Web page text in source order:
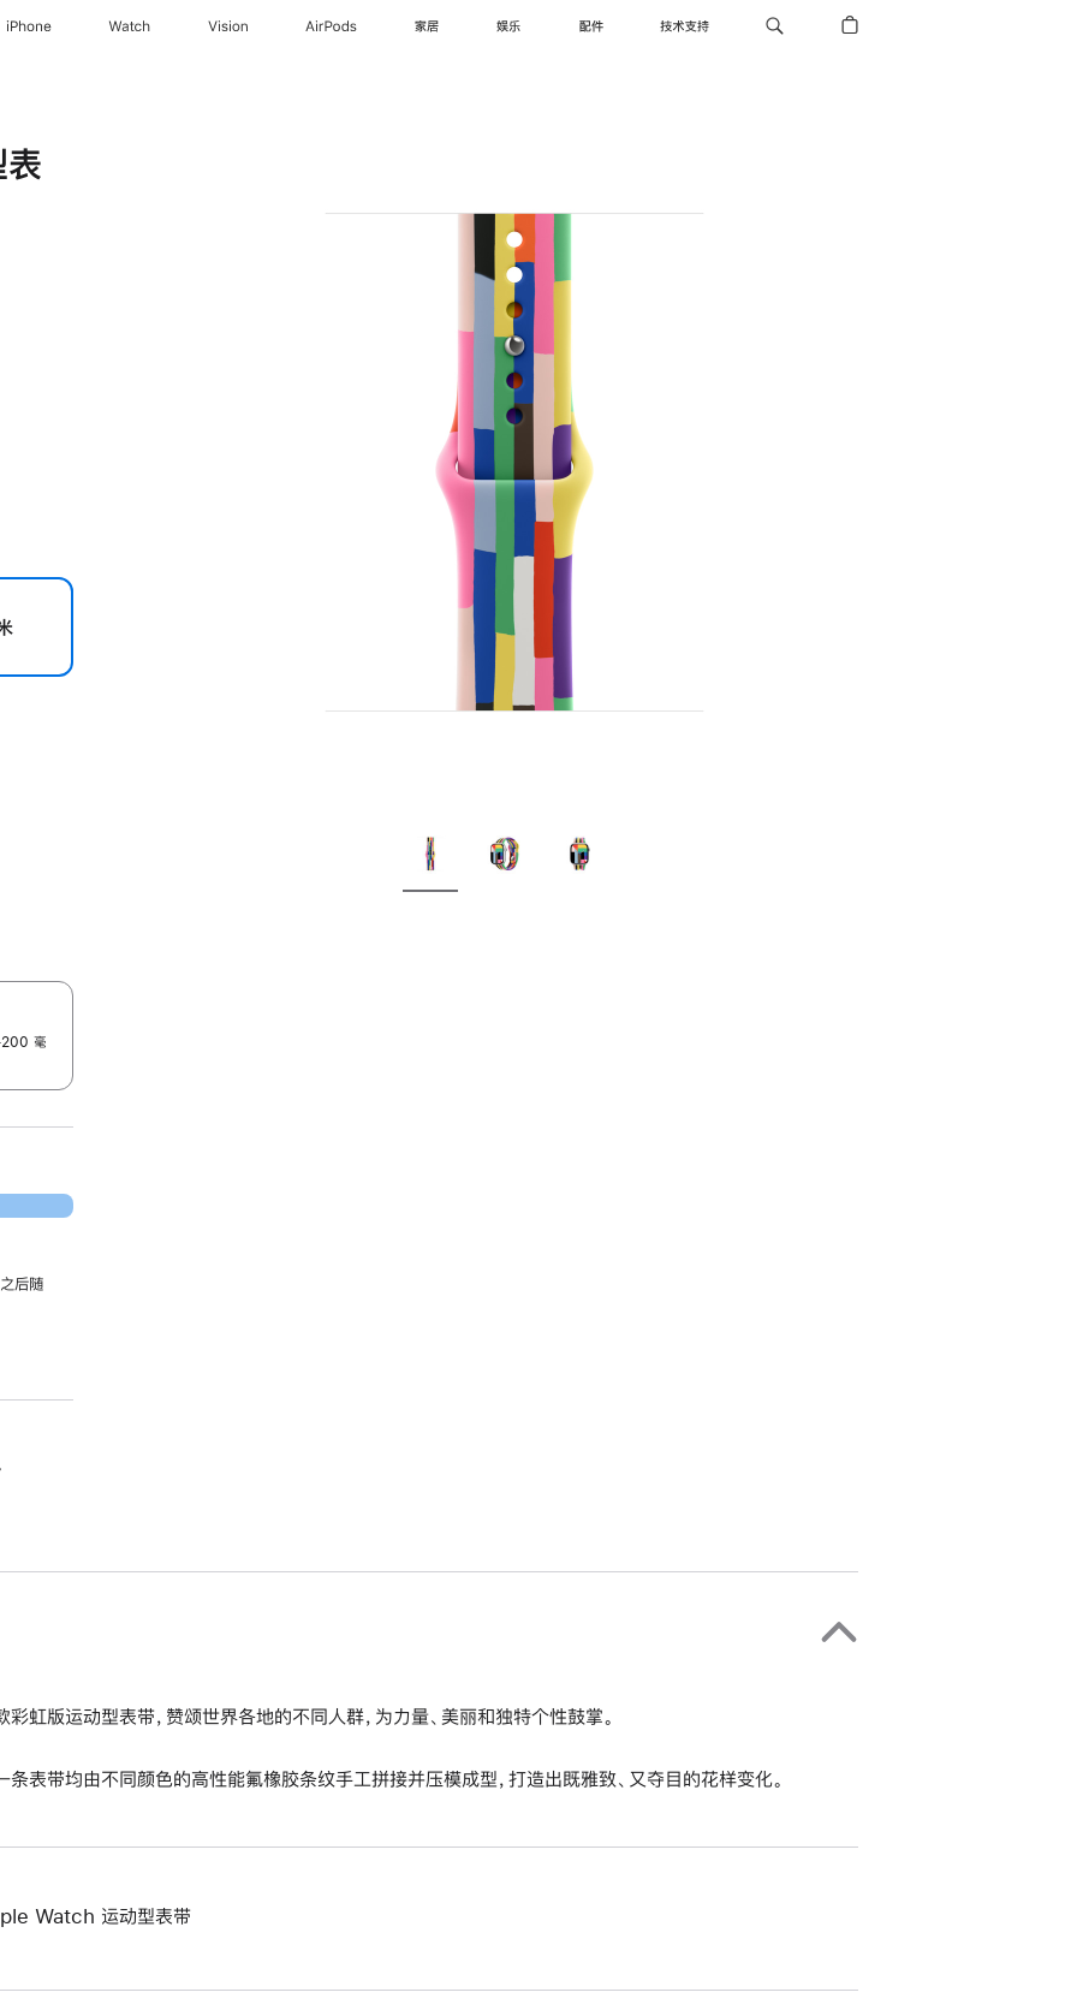
iPhone Watch Vision AirPods 家居 娱乐 配件 技术支持
毫
后随
彩虹版运动型表带，赞颂世界各地的不同人群，为力量、美丽和独特个性鼓掌。
条表带均由不同颜色的高性能氟橡胶条纹手工拼接并压模成型，打造出既雅致、又夺目的花样变化。
Watch 运动型表带